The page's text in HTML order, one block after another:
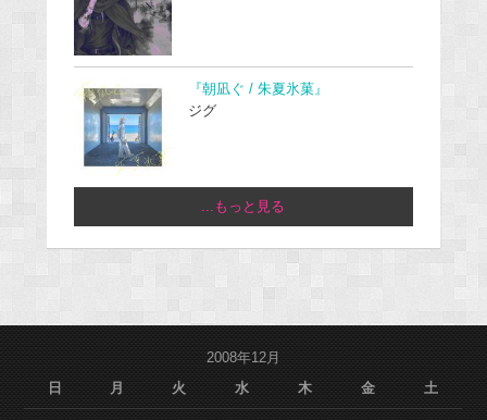
『朝凪ぐ / 朱夏氷菓』
ジグ
...もっと見る
2008年12月
日
月 火 水 木 金 土